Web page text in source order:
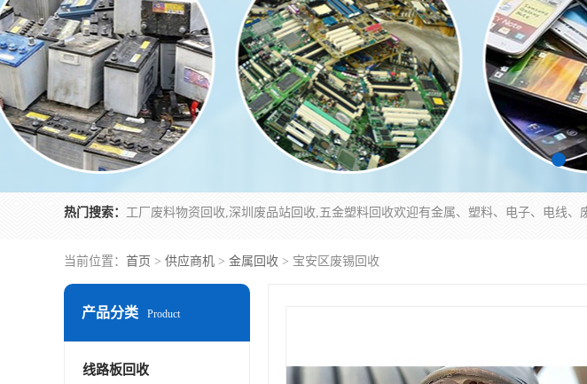
热门搜索：
当前位置： 首页 > 供应商机 > 金属回收 > 宝安区废锡回收
产品分类 Product
线路板回收